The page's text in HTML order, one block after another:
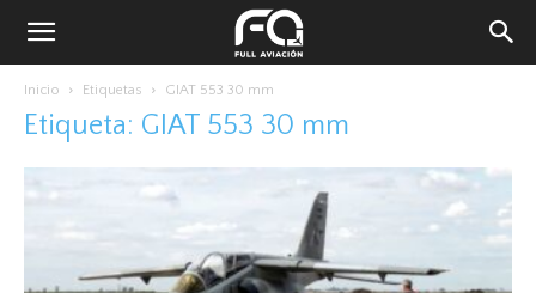
Inicio Etiquetas GIAT 553 30 mm
Etiqueta: GIAT 553 30 mm